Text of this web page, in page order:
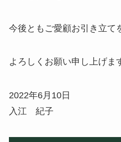
今後ともご愛顧お引き立て
よろしくお願い申し上げま
2022年6月10日
入江 紀子